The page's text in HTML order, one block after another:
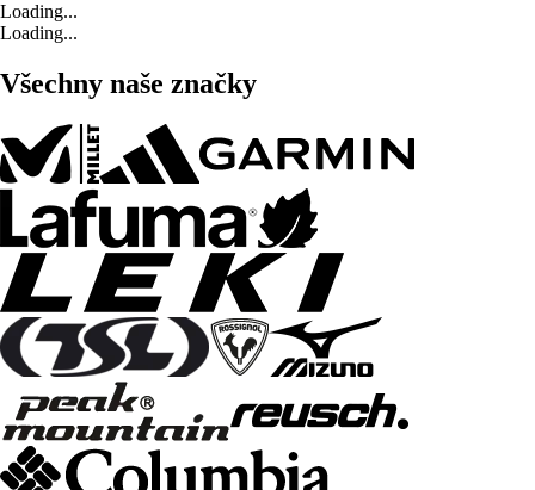
Loading...
Loading...
Všechny naše značky